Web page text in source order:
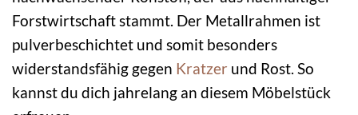
Forstwirtschaft stammt. Der Metallrahmen ist
pulverbeschichtet und somit besonders
widerstandsfähig gegen Kratzer und Rost. So
kannst du dich jahrelang an diesem Möbelstück